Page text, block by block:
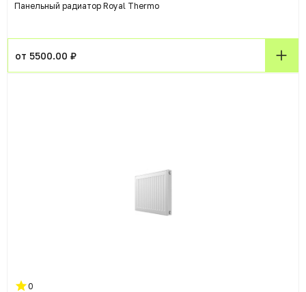
Панельный радиатор Royal Thermo
от 5500.00 ₽
0